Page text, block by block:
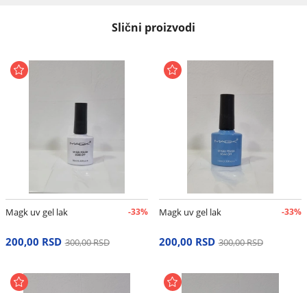
Slični proizvodi
Magk uv gel lak -33%
200,00 RSD 300,00 RSD
Magk uv gel lak -33%
200,00 RSD 300,00 RSD